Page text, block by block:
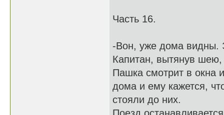
Часть 16.
-Вон, уже дома видны.
Капитан, вытянув шею,
Пашка смотрит в окна
дома и ему кажется,
стояли до них.